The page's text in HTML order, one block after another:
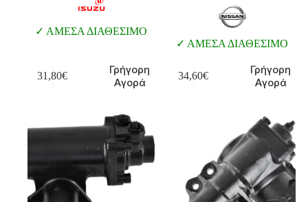
ΑΜΕΣΑ ΔΙΑΘΕΣΙΜΟ
31,80€
Γρήγορη
Αγορά
ΑΜΕΣΑ ΔΙΑΘΕΣΙΜΟ
34,60€
Γρήγορη
Αγορά